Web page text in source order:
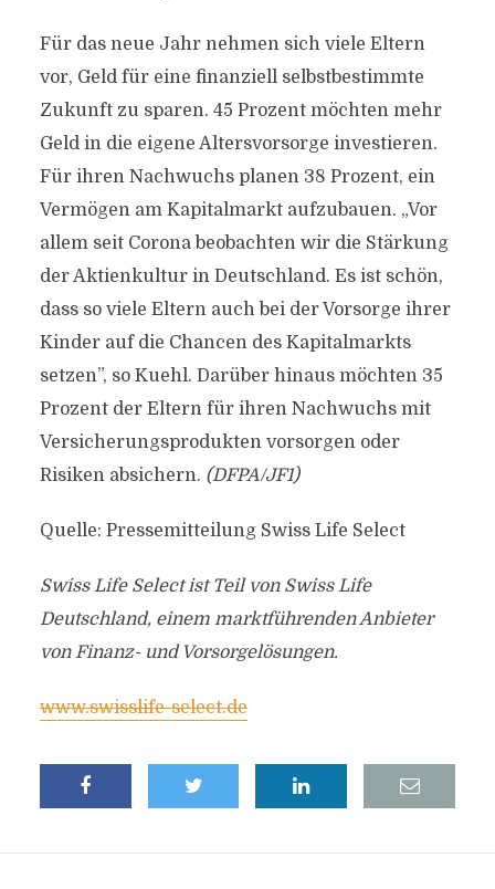
Für das neue Jahr nehmen sich viele Eltern
vor, Geld für eine finanziell selbstbestimmte
Zukunft zu sparen. 45 Prozent möchten mehr
Geld in die eigene Altersvorsorge investieren.
Für ihren Nachwuchs planen 38 Prozent, ein
Vermögen am Kapitalmarkt aufzubauen. „Vor
allem seit Corona beobachten wir die Stärkung
der Aktienkultur in Deutschland. Es ist schön,
dass so viele Eltern auch bei der Vorsorge ihrer
Kinder auf die Chancen des Kapitalmarkts
setzen”, so Kuehl. Darüber hinaus möchten 35
Prozent der Eltern für ihren Nachwuchs mit
Versicherungsprodukten vorsorgen oder
Risiken absichern. (DFPA/JF1)
Quelle: Pressemitteilung Swiss Life Select
Swiss Life Select ist Teil von Swiss Life
Deutschland, einem marktführenden Anbieter
von Finanz- und Vorsorgelösungen.
www.swisslife-select.de